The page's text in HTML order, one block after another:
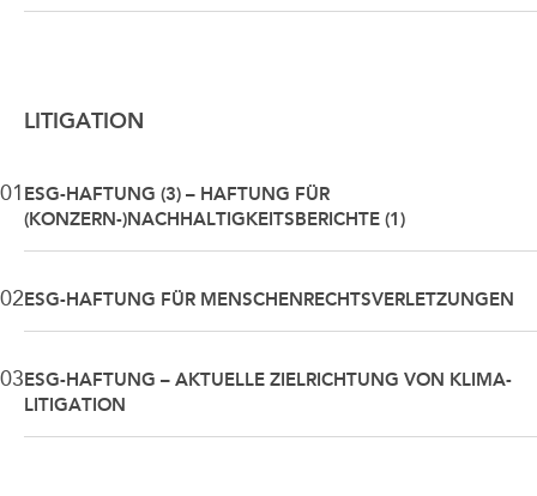
LITIGATION
01 ESG-HAFTUNG (3) – HAFTUNG FÜR
(KONZERN-)NACHHALTIGKEITSBERICHTE (1)
02ESG-HAFTUNG FÜR MENSCHENRECHTSVERLETZUNGEN
03ESG-HAFTUNG – AKTUELLE ZIELRICHTUNG VON KLIMA-
LITIGATION